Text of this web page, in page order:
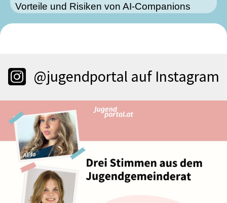
Vorteile und Risiken von AI-Companions
@jugendportal auf Instagram